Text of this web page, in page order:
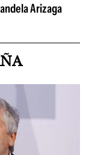
Arizaga